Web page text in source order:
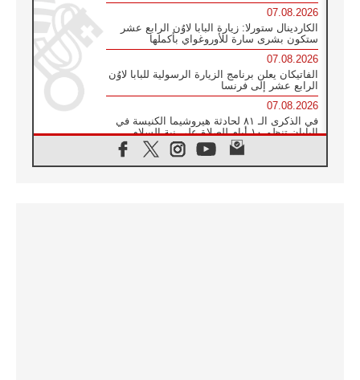
07.08.2026
الكاردينال ستورلا: زيارة البابا لاوُن الرابع عشر
ستكون بشرى سارة للأوروغواي بأكملها
07.08.2026
الفاتيكان يعلن برنامج الزيارة الرسولية للبابا لاوُن
الرابع عشر إلى فرنسا
07.08.2026
في الذكرى الـ ٨١ لحادثة هيروشيما الكنيسة في
اليابان تنظم ١٠ أيام للصلاة على نية السلام
الكنيسة في الأوروغواي: زيارة البابا ستعزز